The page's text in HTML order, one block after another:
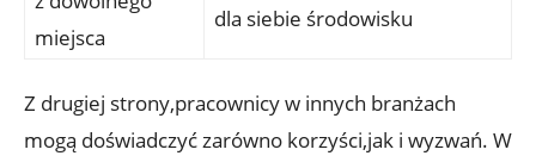
miejsca
dla ⁢siebie⁣ środowisku
Z drugiej strony,pracownicy w ​innych branżach
⁢mogą doświadczyć zarówno korzyści,jak i‌ wyzwań. W